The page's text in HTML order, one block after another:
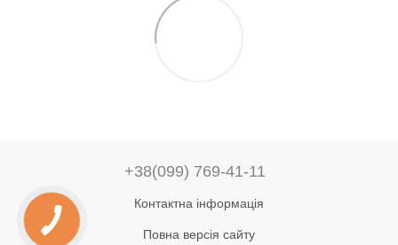
+38(099) 769-41-11
Контактна інформація
Повна версія сайту